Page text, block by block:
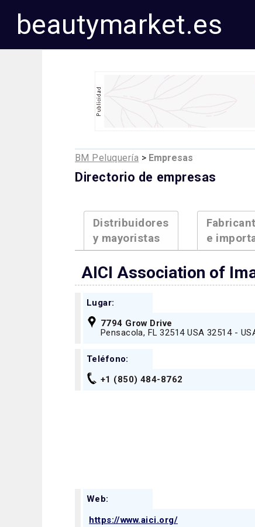
beautymarket.es
BM Peluquería > Empresas
Directorio de empresas
Distribuidores
y mayoristas
e
AICI Association of
Lugar:
7794 Grow Drive
Pensacola, FL 32514 USA 32514 -
Teléfono:
+1 (850) 484-8762
Web:
https://www.aici.org/